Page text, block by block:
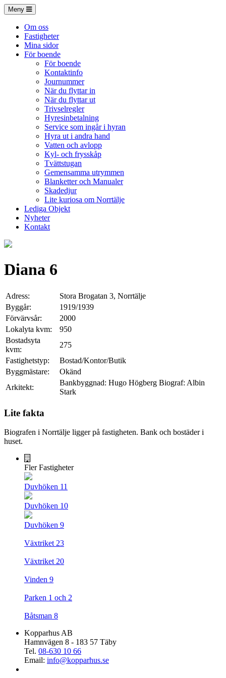
Meny
Om oss
Fastigheter
Mina sidor
För boende
För boende
Kontaktinfo
Journummer
När du flyttar in
När du flyttar ut
Trivselregler
Hyresinbetalning
Service som ingår i hyran
Hyra ut i andra hand
Vatten och avlopp
Kyl- och frysskåp
Tvättstugan
Gemensamma utrymmen
Blanketter och Manualer
Skadedjur
Lite kuriosa om Norrtälje
Lediga Objekt
Nyheter
Kontakt
Diana 6
Adress:
Stora Brogatan 3, Norrtälje
Byggår:
1919/1939
Förvärvsår:
2000
Lokalyta kvm:
950
Bostadsyta
kvm:
275
Fastighetstyp:
Bostad/Kontor/Butik
Byggmästare:
Okänd
Arkitekt:
Bankbyggnad: Hugo Högberg Biograf: Albin
Stark
Lite fakta
Biografen i Norrtälje ligger på fastigheten. Bank och bostäder i
huset.
Fler Fastigheter
Duvhöken 11
Duvhöken 10
Duvhöken 9
Växtriket 23
Växtriket 20
Vinden 9
Parken 1 och 2
Båtsman 8
Kopparhus AB
Hamnvägen 8 - 183 57 Täby
Tel. 08-630 10 66
Email: info@kopparhus.se